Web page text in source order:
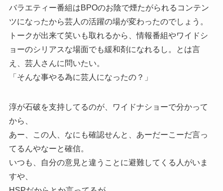
バラエティー番組はBPOのお陰で煙たがられるコンテン
ツになったから芸人の活躍の場が変わったのでしょう。
トークが出来て笑いも取れるから、情報番組やワイドシ
ョーのシリアスな場面でも緩和剤になれるし。とは言
え、芸人さんに問いたい。
「そんな事やる為に芸人になったの？」
淳が石破を支持してるのが、ワイドナショーで分かって
から、
あー、この人、なにも確認せんと、あーだーこーだ言っ
てるんやなーと確信。
いつも、自分の意見と違うことに避難してくる人がいま
すや、